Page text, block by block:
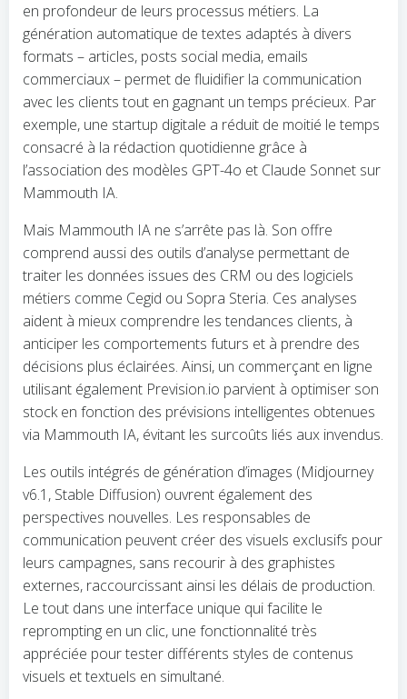
en profondeur de leurs processus métiers. La
génération automatique de textes adaptés à divers
formats – articles, posts social media, emails
commerciaux – permet de fluidifier la communication
avec les clients tout en gagnant un temps précieux. Par
exemple, une startup digitale a réduit de moitié le temps
consacré à la rédaction quotidienne grâce à
l’association des modèles GPT-4o et Claude Sonnet sur
Mammouth IA.
Mais Mammouth IA ne s’arrête pas là. Son offre
comprend aussi des outils d’analyse permettant de
traiter les données issues des CRM ou des logiciels
métiers comme Cegid ou Sopra Steria. Ces analyses
aident à mieux comprendre les tendances clients, à
anticiper les comportements futurs et à prendre des
décisions plus éclairées. Ainsi, un commerçant en ligne
utilisant également Prevision.io parvient à optimiser son
stock en fonction des prévisions intelligentes obtenues
via Mammouth IA, évitant les surcoûts liés aux invendus.
Les outils intégrés de génération d’images (Midjourney
v6.1, Stable Diffusion) ouvrent également des
perspectives nouvelles. Les responsables de
communication peuvent créer des visuels exclusifs pour
leurs campagnes, sans recourir à des graphistes
externes, raccourcissant ainsi les délais de production.
Le tout dans une interface unique qui facilite le
reprompting en un clic, une fonctionnalité très
appréciée pour tester différents styles de contenus
visuels et textuels en simultané.